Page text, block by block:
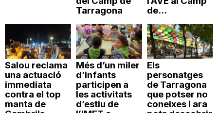
Tarragona
de...
Salou reclama
una actuació
immediata
contra el top
manta de
Més d’un miler
d’infants
participen a
les activitats
d’estiu de
Els
personatges
de Tarragona
que potser no
coneixes i ara